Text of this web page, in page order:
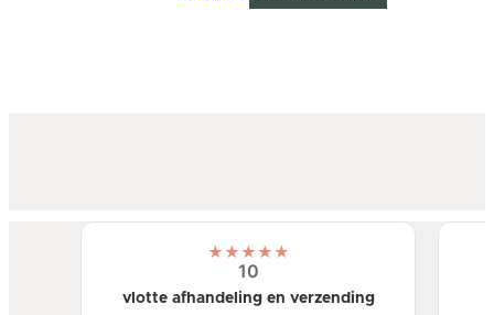
★★★★★
10
vlotte afhandeling en verzending